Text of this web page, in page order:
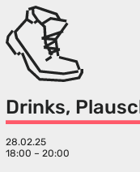
Drinks,
28.02.25
18:00 – 20:00